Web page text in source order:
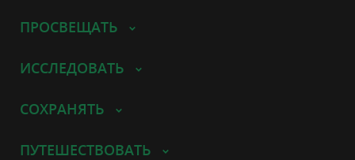
ПРОСВЕЩАТЬ
ИССЛЕДОВАТЬ
СОХРАНЯТЬ
ПУТЕШЕСТВОВАТЬ